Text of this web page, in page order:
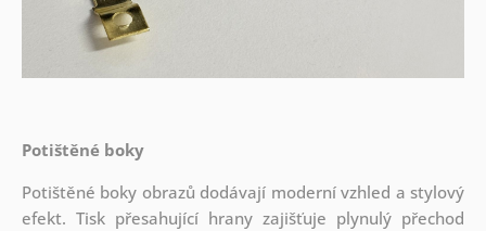
Potištěné boky
Potištěné boky obrazů dodávají moderní vzhled a stylový
efekt. Tisk přesahující hrany zajišťuje plynulý přechod